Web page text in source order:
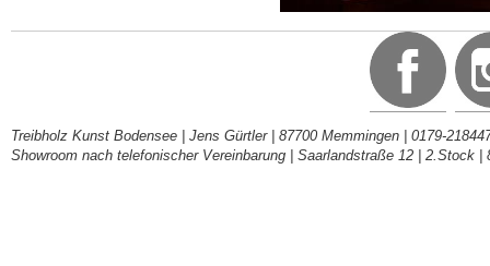
Treibholz Kunst Bodensee | Jens Gürtler | 87700 Memmingen | 0179-
Showroom nach telefonischer Vereinbarung | Saarlandstraße 12 | 2.Stock |